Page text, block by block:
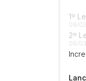
1º
09/
2º
06/